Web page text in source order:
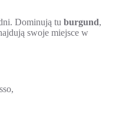
Dominują tu burgund,
swoje miejsce w